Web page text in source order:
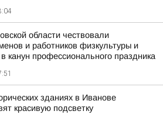
области чествовали
и работников физкультуры и
канун профессионального праздника
зданиях в Иванове
красивую подсветку